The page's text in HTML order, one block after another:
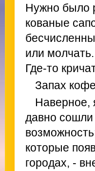
Нужно было
кованые
или
Где-то
Запах
Наверное,
давно сошли
которые
городах, -